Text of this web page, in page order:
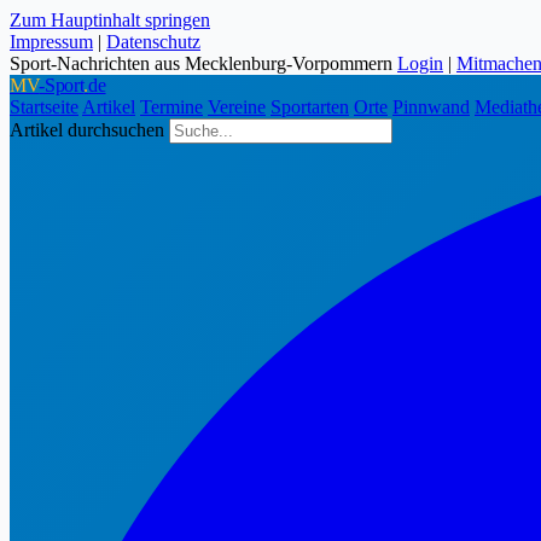
Zum Hauptinhalt springen
Impressum | Datenschutz
Sport-Nachrichten aus Mecklenburg-Vorpommern Login | Mitmachen
MV-Sport.de
Startseite Artikel Termine Vereine Sportarten Orte Pinnwand
Artikel durchsuchen